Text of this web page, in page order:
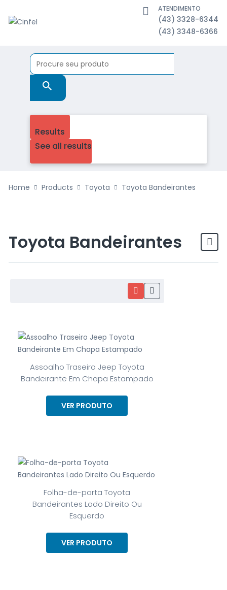
ATENDIMENTO
(43) 3328-6344
(43) 3348-6366
Results
See all results
Home Products Toyota Toyota Bandeirantes
Toyota Bandeirantes
Assoalho Traseiro Jeep Toyota
Bandeirante Em Chapa Estampado
VER PRODUTO
Folha-de-porta Toyota
Bandeirantes Lado Direito Ou
Esquerdo
VER PRODUTO